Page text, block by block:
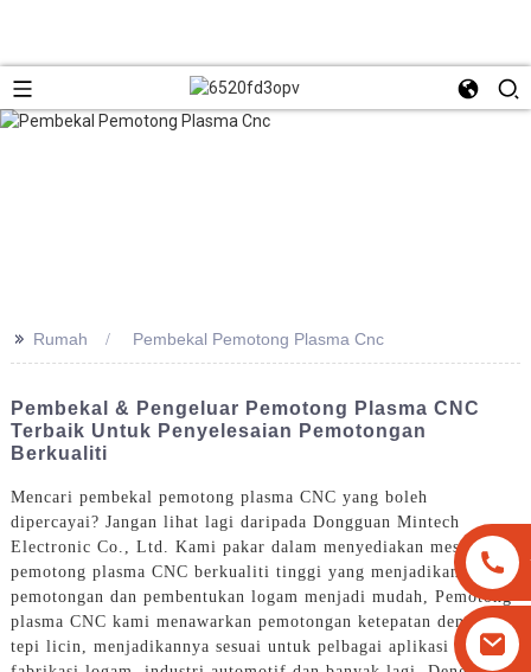
>> Rumah Pembekal Pemotong Plasma Cnc
Pembekal & Pengeluar Pemotong Plasma CNC
Terbaik Untuk Penyelesaian Pemotongan
Berkualiti
Mencari pembekal pemotong plasma CNC yang boleh
dipercayai? Jangan lihat lagi daripada Dongguan Mintech
Electronic Co., Ltd. Kami pakar dalam menyediakan mesin
pemotong plasma CNC berkualiti tinggi yang menjadikan
pemotongan dan pembentukan logam menjadi mudah, Pemotong
plasma CNC kami menawarkan pemotongan ketepatan dengan
tepi licin, menjadikannya sesuai untuk pelbagai aplikasi dalam